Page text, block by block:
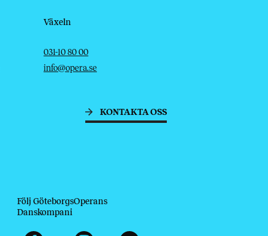
Växeln
Telefon
031-10 80 00
E-post
info@opera.se
KONTAKTA OSS
Följ GöteborgsOperans
Danskompani